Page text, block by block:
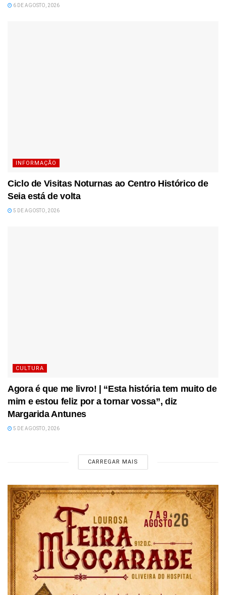
6 DE AGOSTO, 2026
INFORMAÇÃO
Ciclo de Visitas Noturnas ao Centro Histórico de
Seia está de volta
5 DE AGOSTO, 2026
CULTURA
Agora é que me livro! | “Esta história tem muito de
mim e estou feliz por a tornar vossa”, diz
Margarida Antunes
5 DE AGOSTO, 2026
CARREGAR MAIS